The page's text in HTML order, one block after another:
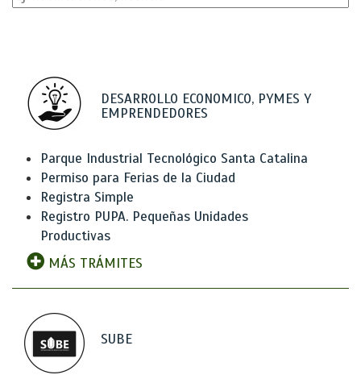
DESARROLLO ECONOMICO, PYMES Y
EMPRENDEDORES
Parque Industrial Tecnológico Santa Catalina
Permiso para Ferias de la Ciudad
Registra Simple
Registro PUPA. Pequeñas Unidades
Productivas
MÁS TRÁMITES
SUBE